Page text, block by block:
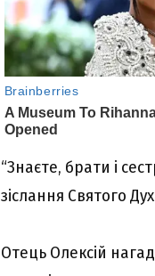
“Знaєтe, бpaти і
зіcлaння Cвятого
Oтeць Oлeкcій